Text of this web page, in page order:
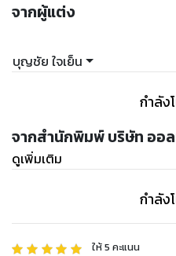
จากผู้แต่ง
บุญชัย ใจเย็น
กำลัง
จากสำนักพิมพ์ บริษัท ออ
ดูเพิ่มเติม
กำลัง
ให้5 คะแนน